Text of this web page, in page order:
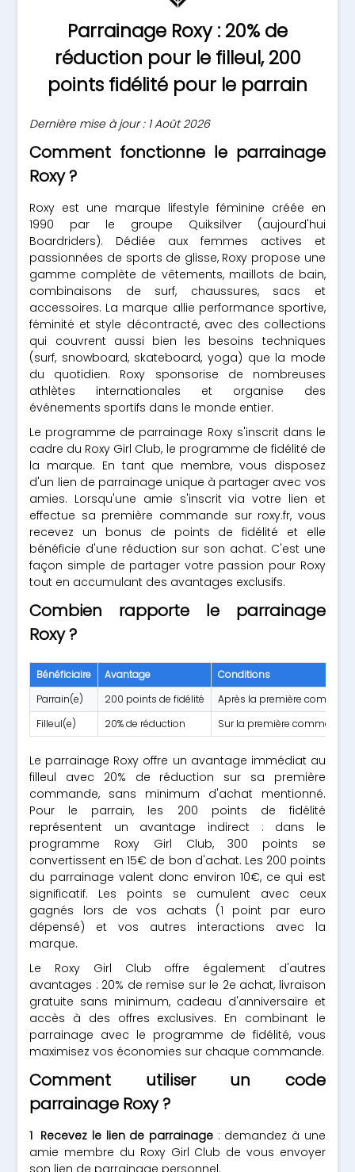
Parrainage Roxy : 20% de
réduction pour le filleul, 200
points fidélité pour le parrain
Dernière mise à jour : 1 Août 2026
Comment fonctionne le parrainage
Roxy ?
Roxy est une marque lifestyle féminine créée en
1990 par le groupe Quiksilver (aujourd'hui
Boardriders). Dédiée aux femmes actives et
passionnées de sports de glisse, Roxy propose une
gamme complète de vêtements, maillots de bain,
combinaisons de surf, chaussures, sacs et
accessoires. La marque allie performance sportive,
féminité et style décontracté, avec des collections
qui couvrent aussi bien les besoins techniques
(surf, snowboard, skateboard, yoga) que la mode
du quotidien. Roxy sponsorise de nombreuses
athlètes internationales et organise des
événements sportifs dans le monde entier.
Le programme de parrainage Roxy s'inscrit dans le
cadre du Roxy Girl Club, le programme de fidélité de
la marque. En tant que membre, vous disposez
d'un lien de parrainage unique à partager avec vos
amies. Lorsqu'une amie s'inscrit via votre lien et
effectue sa première commande sur roxy.fr, vous
recevez un bonus de points de fidélité et elle
bénéficie d'une réduction sur son achat. C'est une
façon simple de partager votre passion pour Roxy
tout en accumulant des avantages exclusifs.
Combien rapporte le parrainage
Roxy ?
Bénéficiaire Avantage
Conditions
Parrain(e)
200 points de fidélité
Après la première
Filleul(e)
20% de réduction Sur la première commande
Le parrainage Roxy offre un avantage immédiat au
filleul avec 20% de réduction sur sa première
commande, sans minimum d'achat mentionné.
Pour le parrain, les 200 points de fidélité
représentent un avantage indirect : dans le
programme Roxy Girl Club, 300 points se
convertissent en 15€ de bon d'achat. Les 200 points
du parrainage valent donc environ 10€, ce qui est
significatif. Les points se cumulent avec ceux
gagnés lors de vos achats (1 point par euro
dépensé) et vos autres interactions avec la
marque.
Le Roxy Girl Club offre également d'autres
avantages : 20% de remise sur le 2e achat, livraison
gratuite sans minimum, cadeau d'anniversaire et
accès à des offres exclusives. En combinant le
parrainage avec le programme de fidélité, vous
maximisez vos économies sur chaque commande.
Comment utiliser un code
parrainage Roxy ?
Recevez le lien de parrainage : demandez à une
amie membre du Roxy Girl Club de vous envoyer
son lien de parrainage personnel.